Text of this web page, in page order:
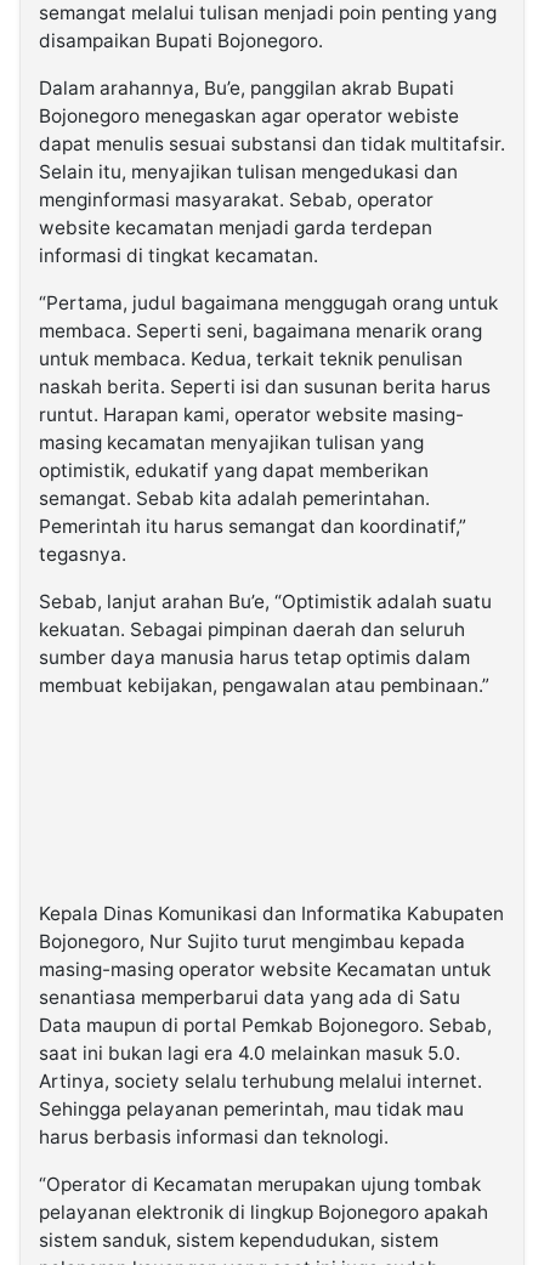
semangat melalui tulisan menjadi poin penting yang
disampaikan Bupati Bojonegoro.
Dalam arahannya, Bu’e, panggilan akrab Bupati
Bojonegoro menegaskan agar operator webiste
dapat menulis sesuai substansi dan tidak multitafsir.
Selain itu, menyajikan tulisan mengedukasi dan
menginformasi masyarakat. Sebab, operator
website kecamatan menjadi garda terdepan
informasi di tingkat kecamatan.
“Pertama, judul bagaimana menggugah orang untuk
membaca. Seperti seni, bagaimana menarik orang
untuk membaca. Kedua, terkait teknik penulisan
naskah berita. Seperti isi dan susunan berita harus
runtut. Harapan kami, operator website masing-
masing kecamatan menyajikan tulisan yang
optimistik, edukatif yang dapat memberikan
semangat. Sebab kita adalah pemerintahan.
Pemerintah itu harus semangat dan koordinatif,”
tegasnya.
Sebab, lanjut arahan Bu’e, “Optimistik adalah suatu
kekuatan. Sebagai pimpinan daerah dan seluruh
sumber daya manusia harus tetap optimis dalam
membuat kebijakan, pengawalan atau pembinaan.”
Kepala Dinas Komunikasi dan Informatika Kabupaten
Bojonegoro, Nur Sujito turut mengimbau kepada
masing-masing operator website Kecamatan untuk
senantiasa memperbarui data yang ada di Satu
Data maupun di portal Pemkab Bojonegoro. Sebab,
saat ini bukan lagi era 4.0 melainkan masuk 5.0.
Artinya, society selalu terhubung melalui internet.
Sehingga pelayanan pemerintah, mau tidak mau
harus berbasis informasi dan teknologi.
“Operator di Kecamatan merupakan ujung tombak
pelayanan elektronik di lingkup Bojonegoro apakah
sistem sanduk, sistem kependudukan, sistem